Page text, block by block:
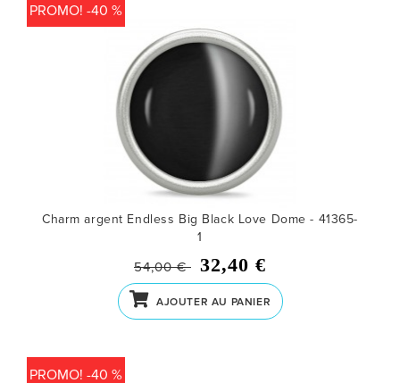
PROMO! -40 %
Charm argent Endless Big Black Love Dome - 41365-
1
54,00 € 32,40 €
AJOUTER AU PANIER
PROMO! -40 %